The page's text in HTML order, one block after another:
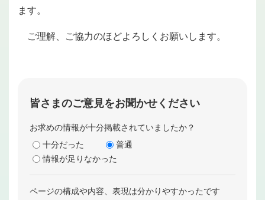
ます。
ご理解、ご協力のほどよろしくお願いします。
皆さまのご意見をお聞かせください
お求めの情報が十分掲載されていましたか？
十分だった
普通
情報が足りなかった
ページの構成や内容、表現は分かりやすかったです